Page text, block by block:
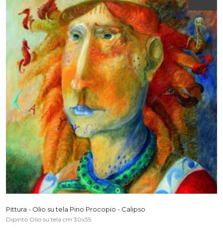
Pittura - Olio su tela Pino Procopio - Calipso
Dipinto Olio su tela cm 30x35